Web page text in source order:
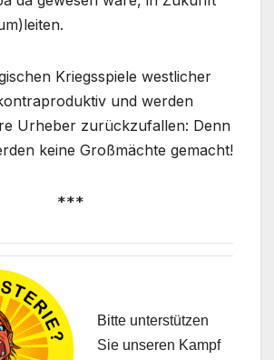
Kriegsspiele westlicher
und werden
Urheber zurückzufallen: Denn
keine Großmächte gemacht!
***
Bitte unterstützen
Sie unseren Kampf